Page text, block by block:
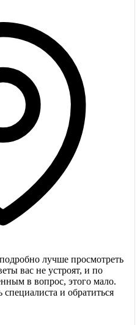
лучше просмотреть
вас не устроят, и по
в вопрос, этого мало.
и обратиться